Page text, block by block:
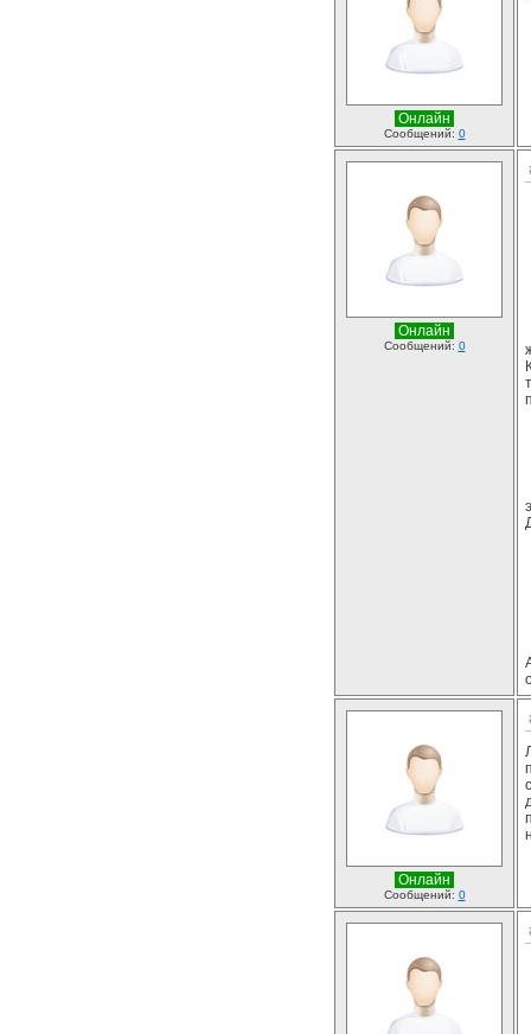
Онлайн
Сообщений: 0
Онлайн
Сообщений: 0
Онлайн
Сообщений: 0